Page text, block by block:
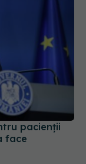
pacienții
face